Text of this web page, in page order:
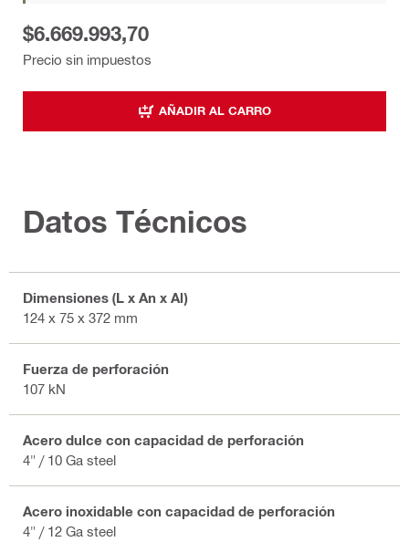
Precio sin impuestos
$6.669.993,70
AÑADIR AL CARRO
Datos Técnicos
Dimensiones (L x An x Al)
124 x 75 x 372 mm
Fuerza de perforación
107 kN
Acero dulce con capacidad de perforación
4" / 10 Ga steel
Acero inoxidable con capacidad de perforación
4" / 12 Ga steel